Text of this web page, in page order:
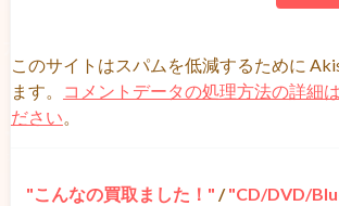
このサイトはスパムを低減するために
ます。
コメントデータの処理方法の詳細
ださい
こんなの買取ました！ / CD/DVD/